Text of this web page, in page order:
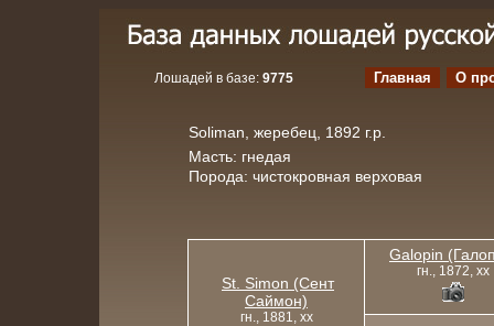
Лошадей в базе: 9775 Главная О
Soliman, жеребец, 1892 г.р.
Масть: гнедая
Порода: чистокровная верховая
St. Simon (Сент
Саймон)
гн., 1881, xx
Galopin
гн., 1872, xx